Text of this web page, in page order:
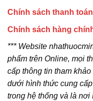
Chính sách thanh toán
Chính sách hàng
*** Website
phẩm trên Online, mọi
cấp thông tin tham
dưới hình thức cung
trong hệ thống và là